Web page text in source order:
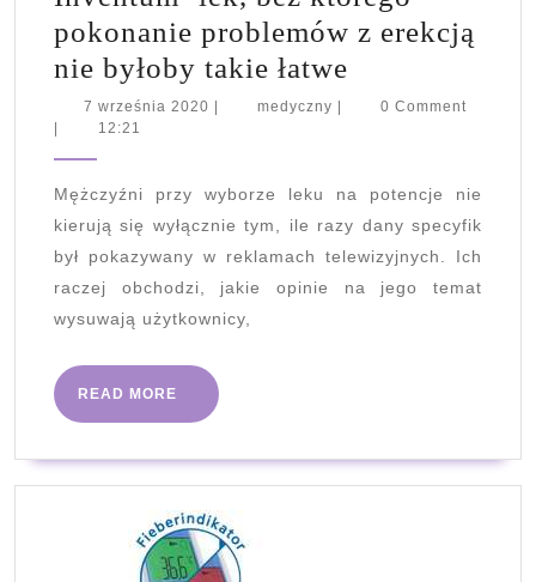
pokonanie problemów z erekcją
nie byłoby takie łatwe
lek,
pokonanie
problemów
z
łatwe
7 września 2020 7| medyczny medyczny
|
0 Comment
|
12:21
Mężczyźni przy wyborze leku na potencje nie
kierują się wyłącznie tym, ile razy dany specyfik
był pokazywany w reklamach telewizyjnych. Ich
raczej obchodzi, jakie opinie na jego temat
wysuwają użytkownicy,
READ MORE
READ
MORE